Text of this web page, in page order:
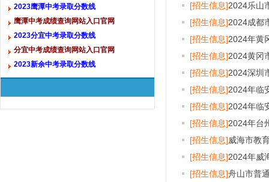
2023鹰潭中考录取分数线
鹰潭中考成绩查询网站入口官网
2023分宜中考录取分数线
分宜中考成绩查询网站入口官网
2023新余中考录取分数线
[招生信息]2024乐山
[招生信息]2024成都
[招生信息]2024年黄
[招生信息]2024黄冈
[招生信息]2024深圳
[招生信息]2024年临
[招生信息]2024年临
[招生信息]2024年台
[招生信息]威海市教
[招生信息]2024年威
[招生信息]舟山市普